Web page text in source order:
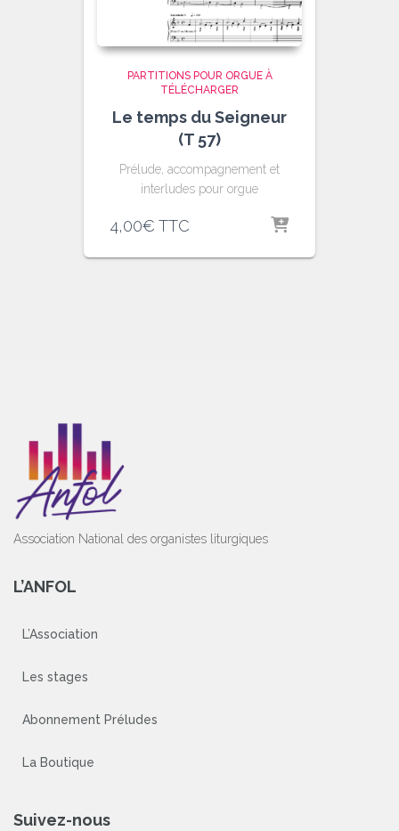
PARTITIONS POUR ORGUE À
TÉLÉCHARGER
Le temps du Seigneur
(T 57)
Prélude, accompagnement et
interludes pour orgue
4,00€ TTC
Association National des organistes liturgiques
L’ANFOL
L’Association
Les stages
Abonnement Préludes
La Boutique
Suivez-nous